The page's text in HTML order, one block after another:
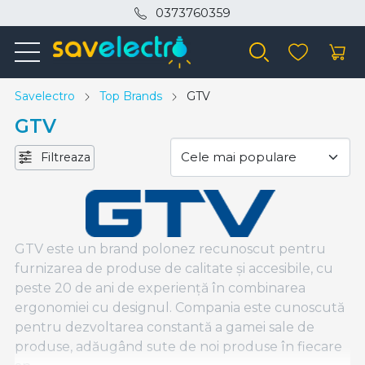
0373760359
Savelectro Top Brands GTV
GTV
Filtreaza
GTV este un brand polonez recunoscut pentru
furnizarea de produse de calitate și accesibile, cu
peste 20 de ani de experiență în combinarea
ergonomiei cu designul. Compania este cunoscută
pentru dezvoltarea constantă a gamei sale de
produse, adăugând sute de noi produse în fiecare